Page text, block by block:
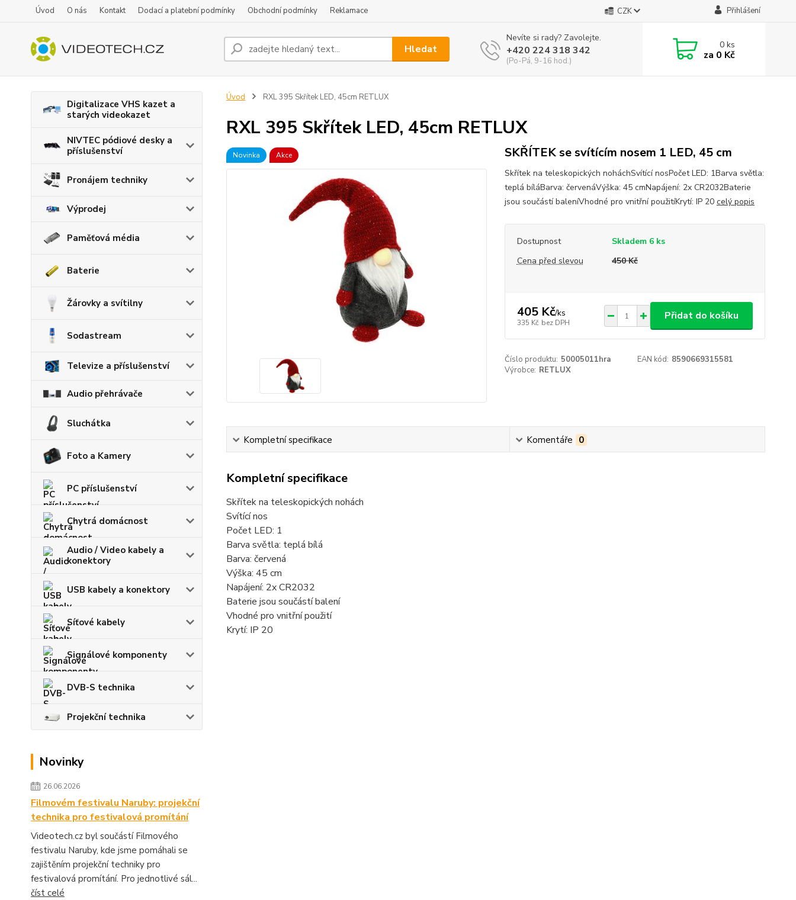
Úvod O nás Kontakt Dodací a platební podmínky Obchodní podmínky Reklamace CZK Přihlášení
Hledat
Nevíte si rady? Zavolejte.
+420 224 318 342
(Po-Pá, 9-16 hod.)
0ks
za 0 Kč
Digitalizace VHS kazet a
starých videokazet
NIVTEC pódiové desky a
příslušenství
Pronájem techniky
Výprodej
Paměťová média
Baterie
Žárovky a svítilny
Sodastream
Televize a příslušenství
Audio přehrávače
Sluchátka
Foto a Kamery
PC příslušenství
Chytrá domácnost
Audio / Video kabely a
konektory
USB kabely a konektory
Síťové kabely
Signálové komponenty
DVB-S technika
Projekční technika
Novinky
26.06.2026
Filmovém festivalu Naruby: projekční
technika pro festivalová promítání
Videotech.cz byl součástí Filmového
festivalu Naruby, kde jsme pomáhali se
zajištěním projekční techniky pro
festivalová promítání. Pro jednotlivé sál...
číst celé
Úvod RXL 395 Skřítek LED, 45cm RETLUX
RXL 395 Skřítek LED, 45cm RETLUX
Novinka Akce SKŘÍTEK se svítícím nosem 1 LED, 45 cm
Skřítek na teleskopických noháchSvítící nosPočet LED: 1Barva světla:
teplá bíláBarva: červenáVýška: 45 cmNapájení: 2x CR2032Baterie
jsou součástí baleníVhodné pro vnitřní použitíKrytí: IP 20 celý popis
Dostupnost
Skladem 6 ks
Cena před slevou
450 Kč
405 Kč/ks
335 Kč bez DPH
Přidat do košíku
Číslo produktu: 50005011hra EAN kód: 8590669315581
Výrobce: RETLUX
Kompletní specifikace Komentáře 0
Kompletní specifikace
Skřítek na teleskopických nohách
Svítící nos
Počet LED: 1
Barva světla: teplá bílá
Barva: červená
Výška: 45 cm
Napájení: 2x CR2032
Baterie jsou součástí balení
Vhodné pro vnitřní použití
Krytí: IP 20